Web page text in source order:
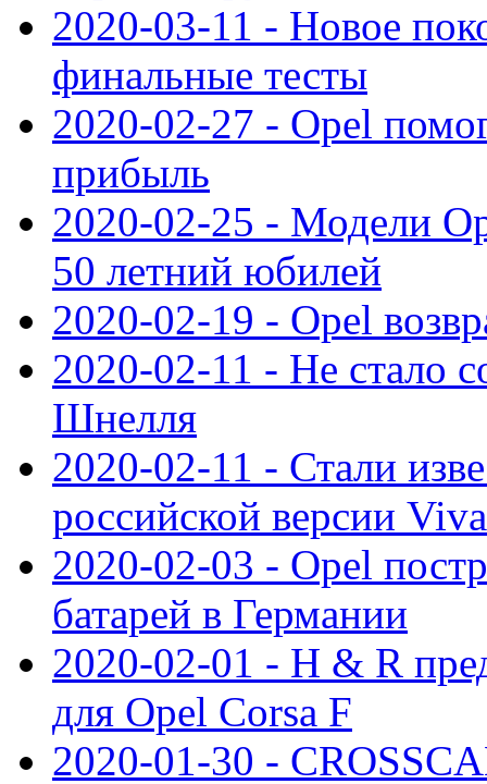
2020-03-11 - Новое
финальные тесты
2020-02-27 - Opel
прибыль
2020-02-25 - Модели
50 летний юбилей
2020-02-19 - Opel
2020-02-11 - Не стало
Шнелля
2020-02-11 - Стали
российской версии
2020-02-03 - Opel
батарей в Германии
2020-02-01 - H & R
для Opel Corsa F
2020-01-30 -